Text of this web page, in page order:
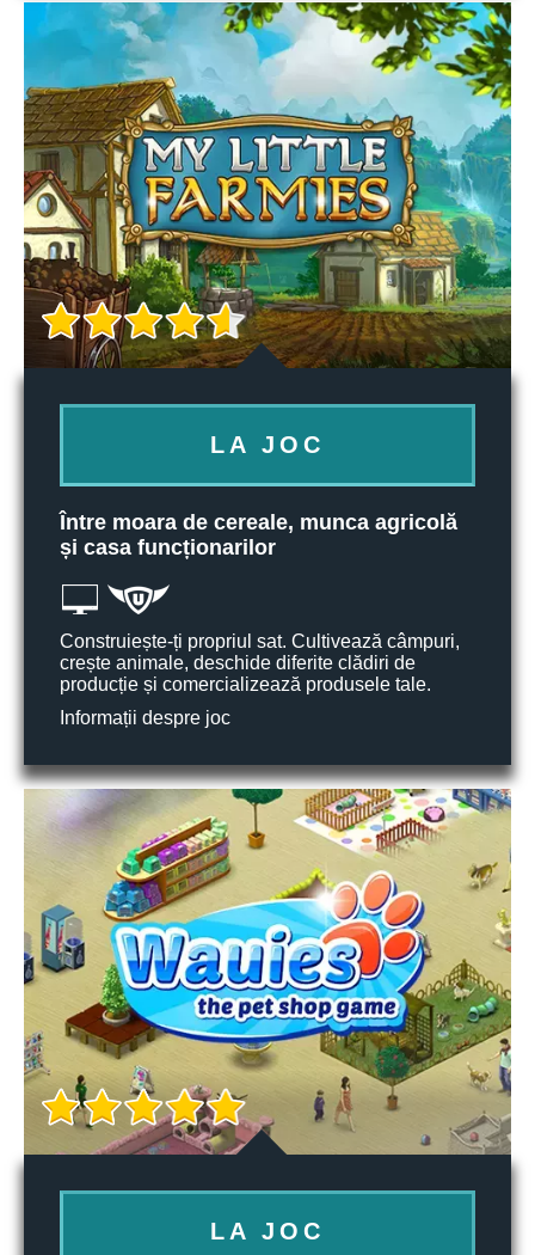
LA JOC
Între moara de cereale, munca agricolă
și casa funcționarilor
Construiește-ți propriul sat. Cultivează câmpuri,
crește animale, deschide diferite clădiri de
producție și comercializează produsele tale.
Informații despre joc
LA JOC